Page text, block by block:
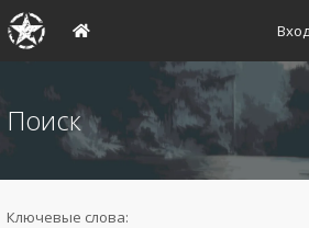
Поиск
Ключевые слова: